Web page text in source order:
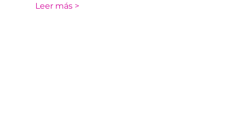
Leer más >